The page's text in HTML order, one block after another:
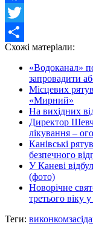
Facebook
Twitter
Share
Схожі матеріали:
«Водоканал»
запровадити
Місцевих
«Мирний»
На вихідних
Директор
лікування –
Канівські
безпечного
У Каневі
(фото)
Новорічне
третього віку
Теги: виконком